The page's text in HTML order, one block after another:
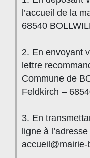
l’accueil de la
68540
2. En envoyant
lettre
Commune de
Feldkirch –
3. En
ligne à
accueil@mairie-